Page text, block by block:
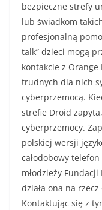
bezpieczne strefy
lub świadkom
profesjonalną
talk” dzieci mogą
kontakcie z
trudnych dla nich
cyberprzemocą.
strefie Droid
cyberprzemocy.
polskiej wersji
całodobowy
młodzieży
działa ona na
Kontaktując się z